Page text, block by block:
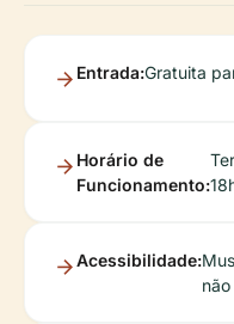
Entrada:Gratuita
Horário de
Funcionamento:
Acessibilidade: